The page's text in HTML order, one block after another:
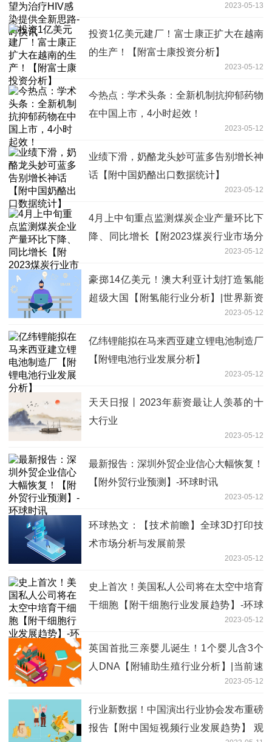
2023-05-13
投资1亿美元建厂！富士康正扩大在越南
的生产！【附富士康投资分析】
2023-05-12
今热点：学术头条：全新机制抗抑郁药物
在中国上市，4小时起效！
2023-05-12
业绩下滑，奶酪龙头妙可蓝多告别增长神
话【附中国奶酪出口数据统计】
2023-05-12
4月上中旬重点监测煤炭企业产量环比下
降、同比增长【附2023煤炭行业市场分
2023-05-12
豪掷14亿美元！澳大利亚计划打造氢能
超级大国【附氢能行业分析】|世界新资
2023-05-12
亿纬锂能拟在马来西亚建立锂电池制造厂
【附锂电池行业发展分析】
2023-05-12
天天日报丨2023年薪资最让人羡慕的十
大行业
2023-05-12
最新报告：深圳外贸企业信心大幅恢复！
【附外贸行业预测】-环球时讯
2023-05-12
环球热文：【技术前瞻】全球3D打印技
术市场分析与发展前景
2023-05-12
史上首次！美国私人公司将在太空中培育
干细胞【附干细胞行业发展趋势】-环球
2023-05-12
英国首批三亲婴儿诞生！1个婴儿含3个
人DNA【附辅助生殖行业分析】|当前速
2023-05-12
行业新数据！中国演出行业协会发布重磅
报告【附中国短视频行业发展趋势】 观